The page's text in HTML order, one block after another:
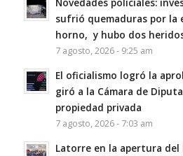
sufrió quemaduras por la
horno, y hubo dos
7 agosto, 2026 - 9:25 am
El oficialismo logró la
giró a la Cámara de
propiedad privada
7 agosto, 2026 - 7:03 am
Latorre en la apertura del